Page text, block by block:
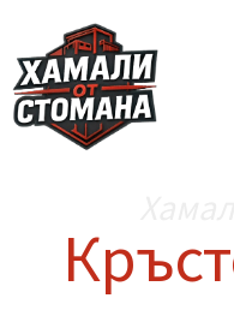
content